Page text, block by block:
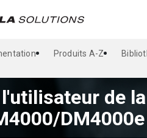
Produits A-Z
de
DM4000e